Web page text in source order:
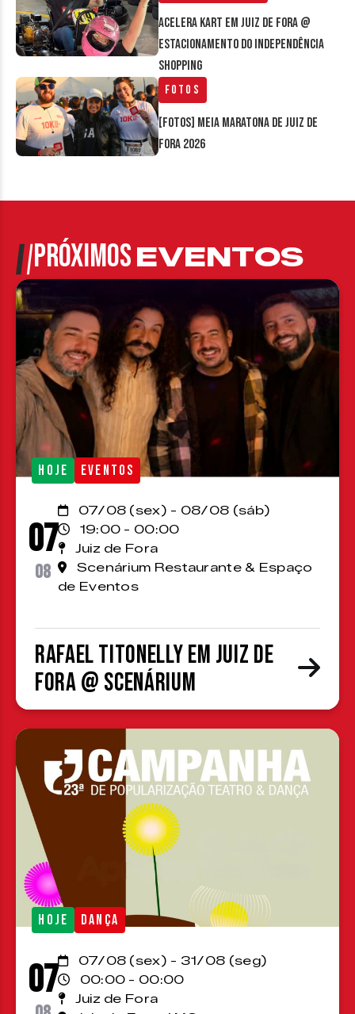
Acelera Kart em Juiz de Fora @
estacionamento do Independência
Shopping
Fotos
[FOTOS] Meia Maratona de Juiz de
Fora 2026
PRÓXIMOSEVENTOS
HOJE EVENTOS
07
08
07/08 (sex) - 08/08 (sáb)
19:00 - 00:00
Juiz de Fora
Scenárium Restaurante & Espaço
de Eventos
Rafael Titonelly em Juiz de
Fora @ Scenárium
HOJE DANÇA
07
07/08 (sex) - 31/08 (seg)
00:00 - 00:00
Juiz de Fora